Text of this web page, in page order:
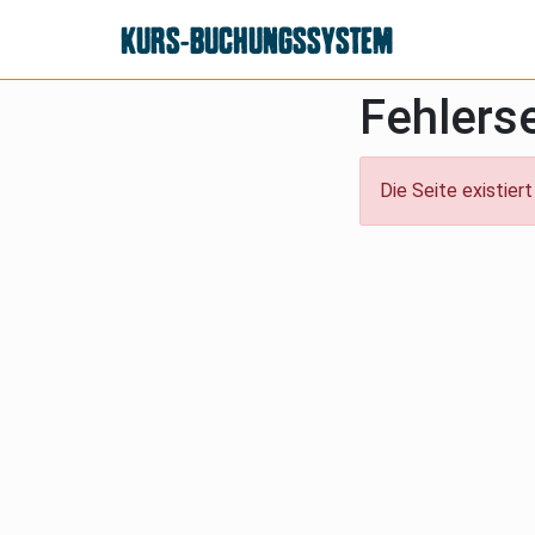
KURS-BUCHUNGSSYSTEM
Die Seite